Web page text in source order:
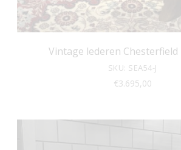
Vintage lederen Chesterfield
SKU: SEA54-J
€3.695,00